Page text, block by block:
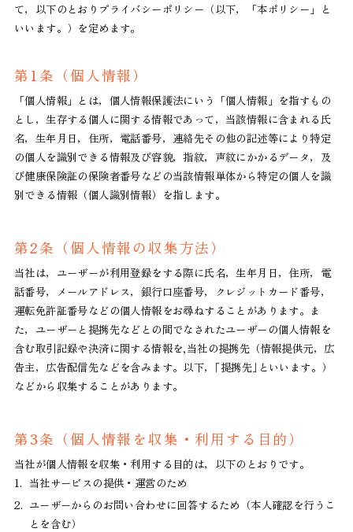
て，以下のとおりプライバシーポリシー（以下，「本ポリシー」と
いいます。）を定めます。
第1条（個人情報）
「個人情報」とは，個人情報保護法にいう「個人情報」を指すもの
とし，生存する個人に関する情報であって，当該情報に含まれる氏
名，生年月日，住所，電話番号，連絡先その他の記述等により特定
の個人を識別できる情報及び容貌，指紋，声紋にかかるデータ，及
び健康保険証の保険者番号などの当該情報単体から特定の個人を識
別できる情報（個人識別情報）を指します。
第2条（個人情報の収集方法）
当社は，ユーザーが利用登録をする際に氏名，生年月日，住所，電
話番号，メールアドレス，銀行口座番号，クレジットカード番号，
運転免許証番号などの個人情報をお尋ねすることがあります。ま
た，ユーザーと提携先などとの間でなされたユーザーの個人情報を
含む取引記録や決済に関する情報を,当社の提携先（情報提供元，広
告主，広告配信先などを含みます。以下，｢提携先｣といいます。）
などから収集することがあります。
第3条（個人情報を収集・利用する目的）
当社が個人情報を収集・利用する目的は，以下のとおりです。
1. 当社サービスの提供・運営のため
2. ユーザーからのお問い合わせに回答するため（本人確認を行うこ
とを含む）